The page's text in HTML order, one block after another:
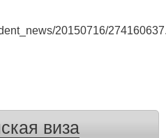
20150716/
виза